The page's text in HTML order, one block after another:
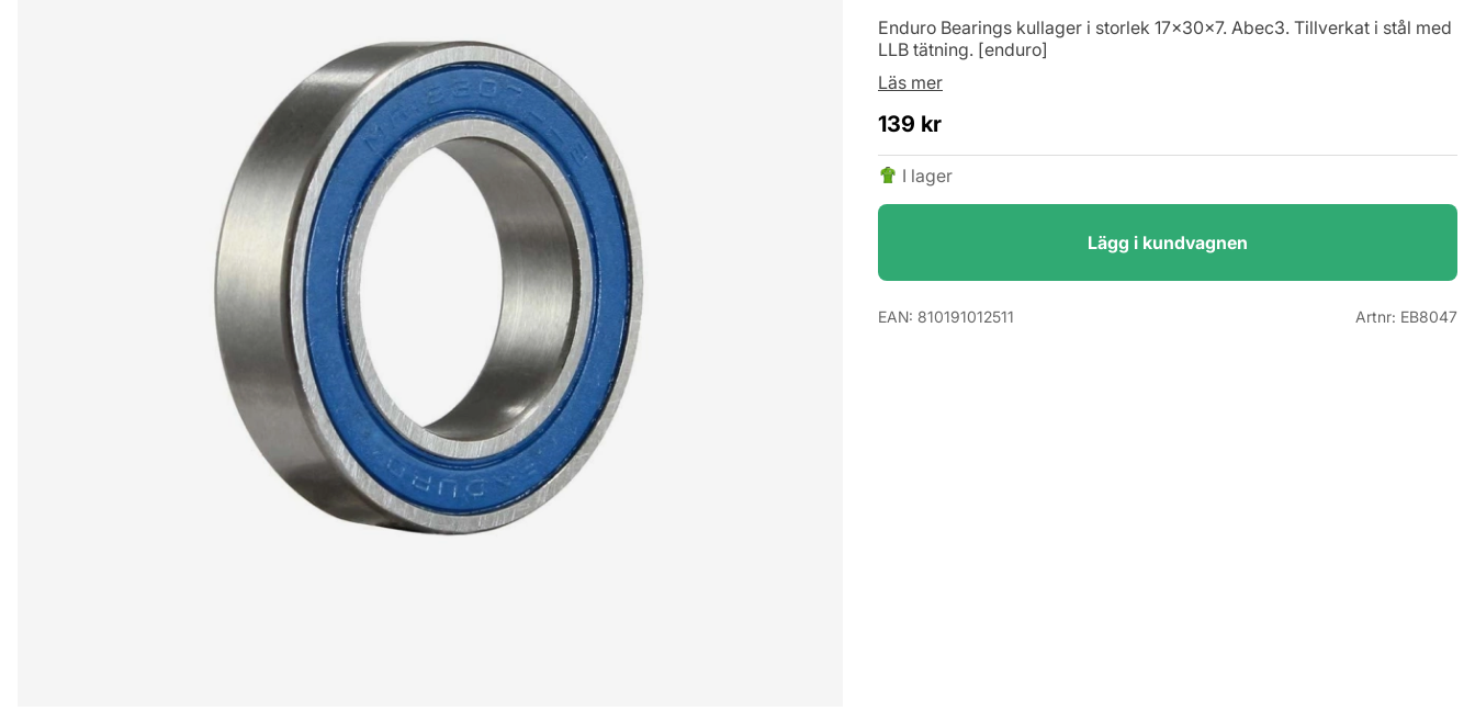
Enduro Bearings kullager i storlek 17x30x7. Abec3. Tillverkat i stål med
LLB tätning. [enduro]
Läs mer
139 kr
I lager
Lägg i kundvagnen
EAN: 810191012511 Artnr: EB8047